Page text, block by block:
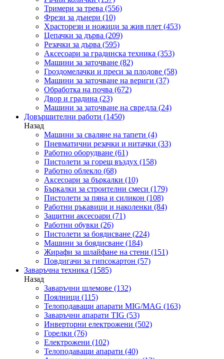
Тримери за трева (556)
Фрези за дънери (10)
Храсторези и ножици за жив плет (453)
Цепачки за дърва (209)
Резачки за дърва (595)
Аксесоари за градинска техника (353)
Машини за заточване (82)
Гроздомелачки и преси за плодове (58)
Машини за заточване на вериги (37)
Обработка на почва (672)
Двор и градина (23)
Машини за заточване на свредла (24)
Довършителни работи (1450)
Назад
Машини за сваляне на тапети (4)
Пневматични резачки и нитачки (33)
Работно оборудване (61)
Пистолети за горещ въздух (158)
Работно облекло (68)
Аксесоари за бъркалки (10)
Бъркалки за строителни смеси (179)
Пистолети за пяна и силикон (108)
Работни ръкавици и наколенки (84)
Защитни аксесоари (71)
Работни обувки (26)
Пистолети за боядисване (224)
Машини за боядисване (184)
Жирафи за шлайфане на стени (151)
Повдигачи за гипсокартон (57)
Заваръчна техника (1585)
Назад
Заваръчни шлемове (132)
Поялници (115)
Телоподаващи апарати MIG/MAG (163)
Заваръчни апарати TIG (53)
Инверторни електрожени (502)
Горелки (76)
Електрожени (102)
Телоподаващи апарати (40)